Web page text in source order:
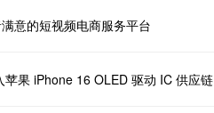
意的短视频电商服务平台
果 iPhone 16 OLED 驱动 IC 供应链